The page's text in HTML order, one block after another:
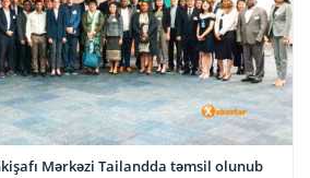
Mərkəzi Tailandda təmsil olunub